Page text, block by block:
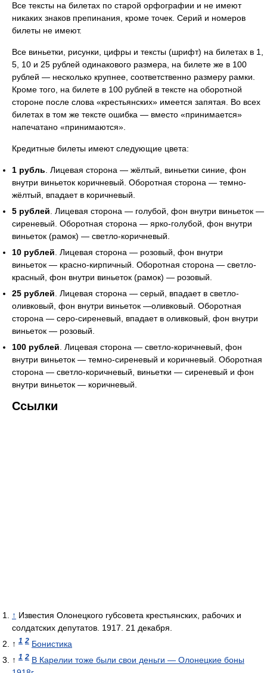
Все тексты на билетах по старой орфографии и не имеют
никаких знаков препинания, кроме точек. Серий и номеров
билеты не имеют.
Все виньетки, рисунки, цифры и тексты (шрифт) на билетах в 1,
5, 10 и 25 рублей одинакового размера, на билете же в 100
рублей — несколько крупнее, соответственно размеру рамки.
Кроме того, на билете в 100 рублей в тексте на оборотной
стороне после слова «крестьянских» имеется запятая. Во всех
билетах в том же тексте ошибка — вместо «принимается»
напечатано «принимаются».
Кредитные билеты имеют следующие цвета:
1 рубль. Лицевая сторона — жёлтый, виньетки синие, фон
внутри виньеток коричневый. Оборотная сторона — темно-
жёлтый, впадает в коричневый.
5 рублей. Лицевая сторона — голубой, фон внутри виньеток —
сиреневый. Оборотная сторона — ярко-голубой, фон внутри
виньеток (рамок) — светло-коричневый.
10 рублей. Лицевая сторона — розовый, фон внутри
виньеток — красно-кирпичный. Оборотная сторона — светло-
красный, фон внутри виньеток (рамок) — розовый.
25 рублей. Лицевая сторона — серый, впадает в светло-
оливковый, фон внутри виньеток —оливковый. Оборотная
сторона — серо-сиреневый, впадает в оливковый, фон внутри
виньеток — розовый.
100 рублей. Лицевая сторона — светло-коричневый, фон
внутри виньеток — темно-сиреневый и коричневый. Оборотная
сторона — светло-коричневый, виньетки — сиреневый и фон
внутри виньеток — коричневый.
Ссылки
↑ Известия Олонецкого губсовета крестьянских, рабочих и
солдатских депутатов. 1917. 21 декабря.
↑ 1 2 Бонистика
↑ 1 2 В Карелии тоже были свои деньги — Олонецкие боны